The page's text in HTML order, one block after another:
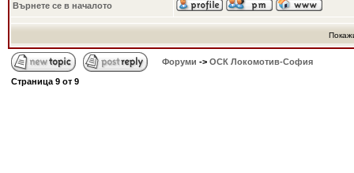
Върнете се в началото
Форуми -> ОСК Локомотив-София
Страница 9 от 9